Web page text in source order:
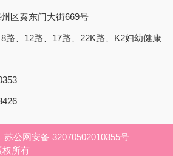
区秦东门大街669号
路、12路、17路、22K路、K2妇幼健康
苏公网安备 32070502010355号
权所有